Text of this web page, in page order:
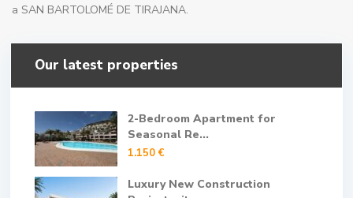
a SAN BARTOLOMÉ DE TIRAJANA.
Our latest properties
2-Bedroom Apartment for
Seasonal Re...
1.150 €
Luxury New Construction